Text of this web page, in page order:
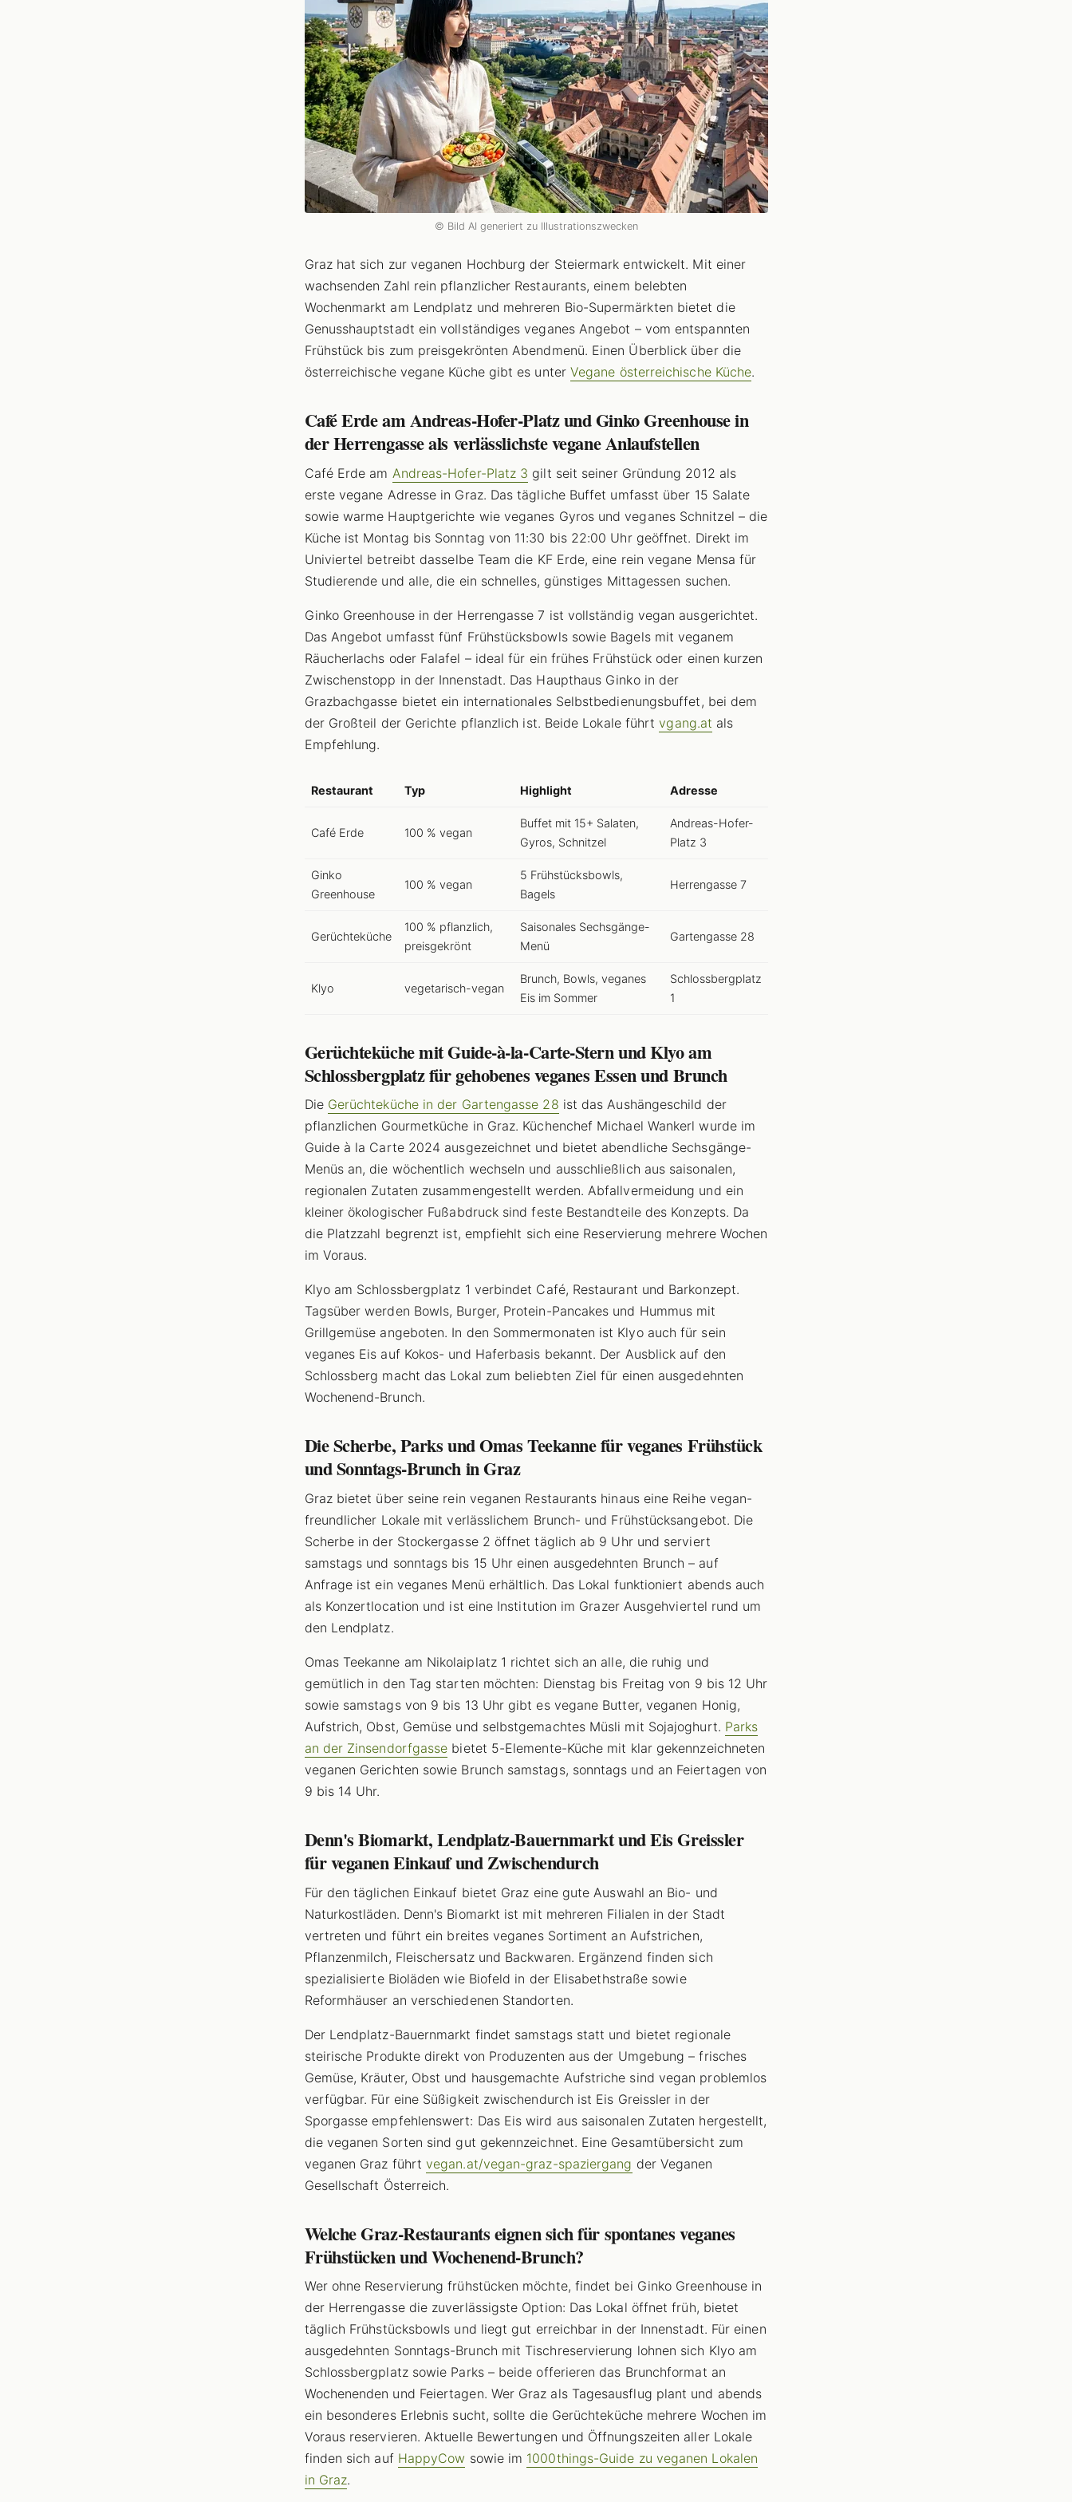
© Bild AI generiert zu Illustrationszwecken
Graz hat sich zur veganen Hochburg der Steiermark entwickelt. Mit einer
wachsenden Zahl rein pflanzlicher Restaurants, einem belebten
Wochenmarkt am Lendplatz und mehreren Bio-Supermärkten bietet die
Genusshauptstadt ein vollständiges veganes Angebot – vom entspannten
Frühstück bis zum preisgekrönten Abendmenü. Einen Überblick über die
österreichische vegane Küche gibt es unter Vegane österreichische Küche.
Café Erde am Andreas-Hofer-Platz und Ginko Greenhouse in
der Herrengasse als verlässlichste vegane Anlaufstellen
Café Erde am Andreas-Hofer-Platz 3 gilt seit seiner Gründung 2012 als
erste vegane Adresse in Graz. Das tägliche Buffet umfasst über 15 Salate
sowie warme Hauptgerichte wie veganes Gyros und veganes Schnitzel – die
Küche ist Montag bis Sonntag von 11:30 bis 22:00 Uhr geöffnet. Direkt im
Univiertel betreibt dasselbe Team die KF Erde, eine rein vegane Mensa für
Studierende und alle, die ein schnelles, günstiges Mittagessen suchen.
Ginko Greenhouse in der Herrengasse 7 ist vollständig vegan ausgerichtet.
Das Angebot umfasst fünf Frühstücksbowls sowie Bagels mit veganem
Räucherlachs oder Falafel – ideal für ein frühes Frühstück oder einen kurzen
Zwischenstopp in der Innenstadt. Das Haupthaus Ginko in der
Grazbachgasse bietet ein internationales Selbstbedienungsbuffet, bei dem
der Großteil der Gerichte pflanzlich ist. Beide Lokale führtvgang.at als
Empfehlung.
Restaurant Typ Highlight Adresse
Café Erde 100 % vegan
Buffet mit 15+ Salaten,
Gyros, Schnitzel
Andreas-Hofer-
Platz 3
Ginko
Greenhouse
100 % vegan
5 Frühstücksbowls,
Bagels
Herrengasse 7
Gerüchteküche
100 % pflanzlich,
preisgekrönt
Saisonales Sechsgänge-
Menü
Gartengasse 28
Klyo vegetarisch-vegan
Brunch, Bowls, veganes
Eis im Sommer
Schlossbergplatz
1
Gerüchteküche mit Guide-à-la-Carte-Stern und Klyo am
Schlossbergplatz für gehobenes veganes Essen und Brunch
Die Gerüchteküche in der Gartengasse 28 ist das Aushängeschild der
pflanzlichen Gourmetküche in Graz. Küchenchef Michael Wankerl wurde im
Guide à la Carte 2024 ausgezeichnet und bietet abendliche Sechsgänge-
Menüs an, die wöchentlich wechseln und ausschließlich aus saisonalen,
regionalen Zutaten zusammengestellt werden. Abfallvermeidung und ein
kleiner ökologischer Fußabdruck sind feste Bestandteile des Konzepts. Da
die Platzzahl begrenzt ist, empfiehlt sich eine Reservierung mehrere Wochen
im Voraus.
Klyo am Schlossbergplatz 1 verbindet Café, Restaurant und Barkonzept.
Tagsüber werden Bowls, Burger, Protein-Pancakes und Hummus mit
Grillgemüse angeboten. In den Sommermonaten ist Klyo auch für sein
veganes Eis auf Kokos- und Haferbasis bekannt. Der Ausblick auf den
Schlossberg macht das Lokal zum beliebten Ziel für einen ausgedehnten
Wochenend-Brunch.
Die Scherbe, Parks und Omas Teekanne für veganes Frühstück
und Sonntags-Brunch in Graz
Graz bietet über seine rein veganen Restaurants hinaus eine Reihe vegan-
freundlicher Lokale mit verlässlichem Brunch- und Frühstücksangebot. Die
Scherbe in der Stockergasse 2 öffnet täglich ab 9 Uhr und serviert
samstags und sonntags bis 15 Uhr einen ausgedehnten Brunch – auf
Anfrage ist ein veganes Menü erhältlich. Das Lokal funktioniert abends auch
als Konzertlocation und ist eine Institution im Grazer Ausgehviertel rund um
den Lendplatz.
Omas Teekanne am Nikolaiplatz 1 richtet sich an alle, die ruhig und
gemütlich in den Tag starten möchten: Dienstag bis Freitag von 9 bis 12 Uhr
sowie samstags von 9 bis 13 Uhr gibt es vegane Butter, veganen Honig,
Aufstrich, Obst, Gemüse und selbstgemachtes Müsli mit Sojajoghurt. Parks
an der Zinsendorfgasse bietet 5-Elemente-Küche mit klar gekennzeichneten
veganen Gerichten sowie Brunch samstags, sonntags und an Feiertagen von
9 bis 14 Uhr.
Denn's Biomarkt, Lendplatz-Bauernmarkt und Eis Greissler
für veganen Einkauf und Zwischendurch
Für den täglichen Einkauf bietet Graz eine gute Auswahl an Bio- und
Naturkostläden. Denn's Biomarkt ist mit mehreren Filialen in der Stadt
vertreten und führt ein breites veganes Sortiment an Aufstrichen,
Pflanzenmilch, Fleischersatz und Backwaren. Ergänzend finden sich
spezialisierte Bioläden wie Biofeld in der Elisabethstraße sowie
Reformhäuser an verschiedenen Standorten.
Der Lendplatz-Bauernmarkt findet samstags statt und bietet regionale
steirische Produkte direkt von Produzenten aus der Umgebung – frisches
Gemüse, Kräuter, Obst und hausgemachte Aufstriche sind vegan problemlos
verfügbar. Für eine Süßigkeit zwischendurch ist Eis Greissler in der
Sporgasse empfehlenswert: Das Eis wird aus saisonalen Zutaten hergestellt,
die veganen Sorten sind gut gekennzeichnet. Eine Gesamtübersicht zum
veganen Graz führtvegan.at/vegan-graz-spaziergang der Veganen
Gesellschaft Österreich.
Welche Graz-Restaurants eignen sich für spontanes veganes
Frühstücken und Wochenend-Brunch?
Wer ohne Reservierung frühstücken möchte, findet bei Ginko Greenhouse in
der Herrengasse die zuverlässigste Option: Das Lokal öffnet früh, bietet
täglich Frühstücksbowls und liegt gut erreichbar in der Innenstadt. Für einen
ausgedehnten Sonntags-Brunch mit Tischreservierung lohnen sich Klyo am
Schlossbergplatz sowie Parks – beide offerieren das Brunchformat an
Wochenenden und Feiertagen. Wer Graz als Tagesausflug plant und abends
ein besonderes Erlebnis sucht, sollte die Gerüchteküche mehrere Wochen im
Voraus reservieren. Aktuelle Bewertungen und Öffnungszeiten aller Lokale
finden sich auf HappyCow sowie im 1000things-Guide zu veganen Lokalen
in Graz.